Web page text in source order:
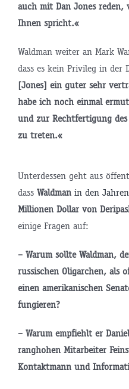
auch mit Dan Jones reden,
Ihnen spricht.«
Waldman weiter an Mark
dass es kein Privileg in der
[Jones] ein guter sehr
habe ich noch einmal
und zur Rechtfertigung
zu treten.«
Unterdessen geht aus
dass Waldman in den Jahren
Millionen Dollar von
einige Fragen auf:
– Warum sollte Waldman,
russischen Oligarchen, als
einen amerikanischen
fungieren?
– Warum empfiehlt er
ranghohen Mitarbeiter
Kontaktmann und